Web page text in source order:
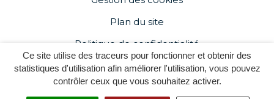
Ce site utilise des traceurs pour fonctionner et obtenir des
statistiques d'utilisation afin améliorer l'utilisation, vous pouvez
contrôler ceux que vous souhaitez activer.
Plan du site
Politique de confidentialité
Accessibilité : partiellement conforme 89%